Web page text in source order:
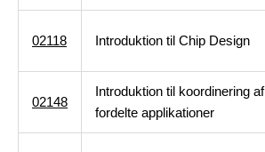
02118 Introduktion til Chip Design
02148
Introduktion til koordinering af
fordelte applikationer